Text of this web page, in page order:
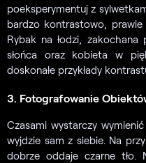
poeksperymentuj z
bardzo kontrastowo, prawie
Rybak na łodzi,
słońca oraz kobieta w
doskonałe przykłady
3. Fotografowanie
Czasami wystarczy
wyjdzie sam z siebie. Na
dobrze oddaje czarne tło.